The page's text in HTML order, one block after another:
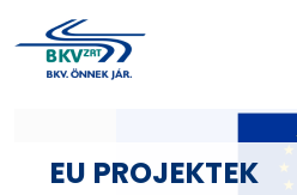
EU PROJEKTEK